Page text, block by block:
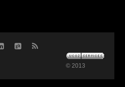
© 2013